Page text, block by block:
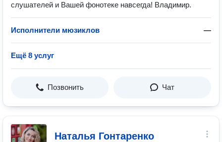
слушателей и Вашей фонотеке навсегда! Владимир.
Исполнители мюзиклов —
Ещё 8 услуг
Позвонить Чат
Наталья Гонтаренко